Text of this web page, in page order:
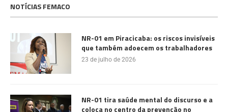
NOTÍCIAS FEMACO
NR-01 em Piracicaba: os riscos invisíveis
que também adoecem os trabalhadores
23 de julho de 2026
NR-01 tira saúde mental do discurso e a
coloca no centro da prevenção no